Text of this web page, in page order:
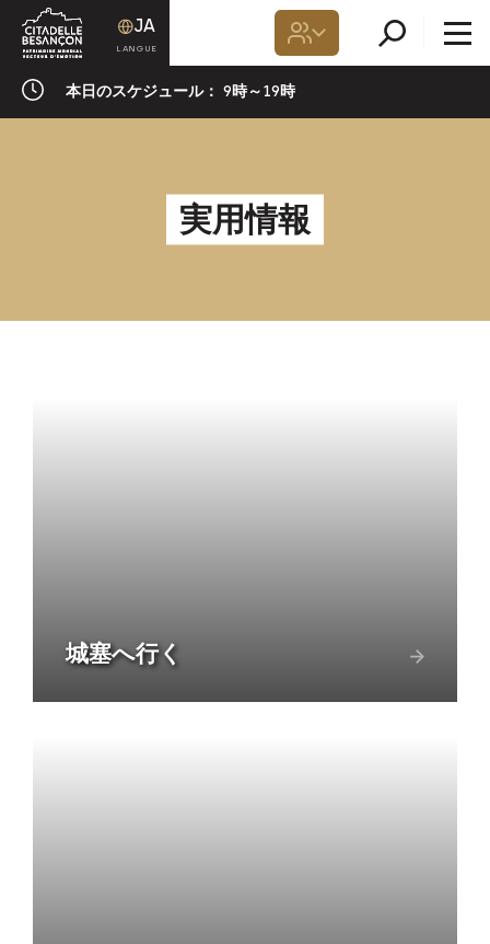
本日のスケジュール： 9時～19時
JA
実用情報
城塞へ行く